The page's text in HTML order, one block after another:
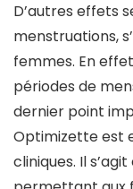
D’autres effets
menstruations,
femmes. En
périodes de
dernier point
Optimizette est
cliniques. Il